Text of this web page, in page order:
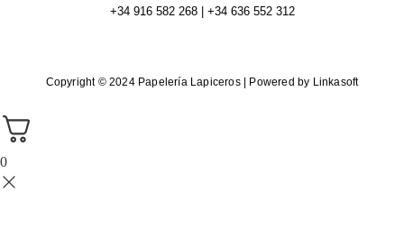
+34 916 582 268 | +34 636 552 312
Copyright © 2024 Papelería Lapiceros | Powered by Linkasoft
0